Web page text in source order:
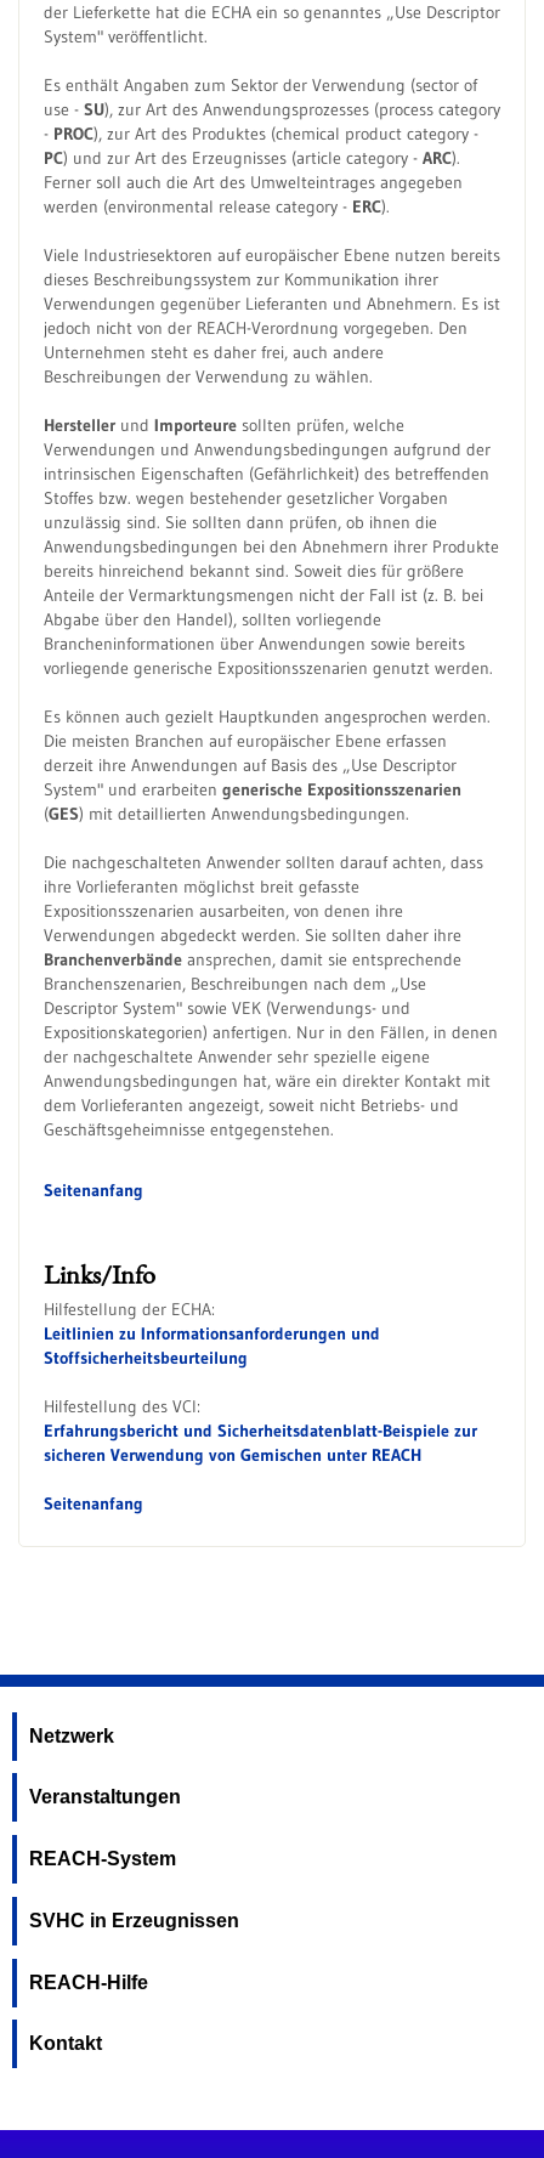
der Lieferkette hat die ECHA ein so genanntes „Use Descriptor
System" veröffentlicht.
Es enthält Angaben zum Sektor der Verwendung (sector of
use - SU), zur Art des Anwendungsprozesses (process category
- PROC), zur Art des Produktes (chemical product category -
PC) und zur Art des Erzeugnisses (article category - ARC).
Ferner soll auch die Art des Umwelteintrages angegeben
werden (environmental release category - ERC).
Viele Industriesektoren auf europäischer Ebene nutzen bereits
dieses Beschreibungssystem zur Kommunikation ihrer
Verwendungen gegenüber Lieferanten und Abnehmern. Es ist
jedoch nicht von der REACH-Verordnung vorgegeben. Den
Unternehmen steht es daher frei, auch andere
Beschreibungen der Verwendung zu wählen.
Hersteller und Importeure sollten prüfen, welche
Verwendungen und Anwendungsbedingungen aufgrund der
intrinsischen Eigenschaften (Gefährlichkeit) des betreffenden
Stoffes bzw. wegen bestehender gesetzlicher Vorgaben
unzulässig sind. Sie sollten dann prüfen, ob ihnen die
Anwendungsbedingungen bei den Abnehmern ihrer Produkte
bereits hinreichend bekannt sind. Soweit dies für größere
Anteile der Vermarktungsmengen nicht der Fall ist (z. B. bei
Abgabe über den Handel), sollten vorliegende
Brancheninformationen über Anwendungen sowie bereits
vorliegende generische Expositionsszenarien genutzt werden.
Es können auch gezielt Hauptkunden angesprochen werden.
Die meisten Branchen auf europäischer Ebene erfassen
derzeit ihre Anwendungen auf Basis des „Use Descriptor
System" und erarbeiten generische Expositionsszenarien
(GES) mit detaillierten Anwendungsbedingungen.
Die nachgeschalteten Anwender sollten darauf achten, dass
ihre Vorlieferanten möglichst breit gefasste
Expositionsszenarien ausarbeiten, von denen ihre
Verwendungen abgedeckt werden. Sie sollten daher ihre
Branchenverbände ansprechen, damit sie entsprechende
Branchenszenarien, Beschreibungen nach dem „Use
Descriptor System" sowie VEK (Verwendungs- und
Expositionskategorien) anfertigen. Nur in den Fällen, in denen
der nachgeschaltete Anwender sehr spezielle eigene
Anwendungsbedingungen hat, wäre ein direkter Kontakt mit
dem Vorlieferanten angezeigt, soweit nicht Betriebs- und
Geschäftsgeheimnisse entgegenstehen.
Seitenanfang
Links/Info
Hilfestellung der ECHA:
Leitlinien zu Informationsanforderungen und
Stoffsicherheitsbeurteilung
Hilfestellung des VCI:
Erfahrungsbericht und Sicherheitsdatenblatt-Beispiele zur
sicheren Verwendung von Gemischen unter REACH
Seitenanfang
Netzwerk
Veranstaltungen
REACH-System
SVHC in Erzeugnissen
REACH-Hilfe
Kontakt